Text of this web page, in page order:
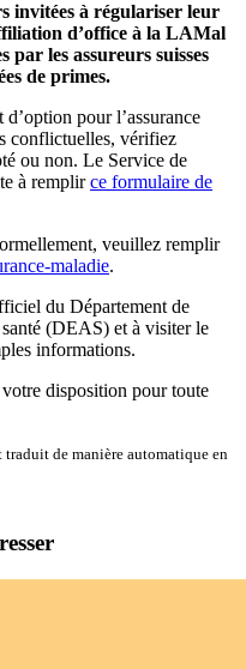
invitées à régulariser leur
d’office à la LAMal
par les assureurs suisses
de primes.
pour l’assurance
conflictuelles, vérifiez
ou non. Le Service de
à remplirce formulaire de
veuillez remplir
maladie.
du Département de
(DEAS) et à visiter le
informations.
disposition pour toute
de manière automatique en